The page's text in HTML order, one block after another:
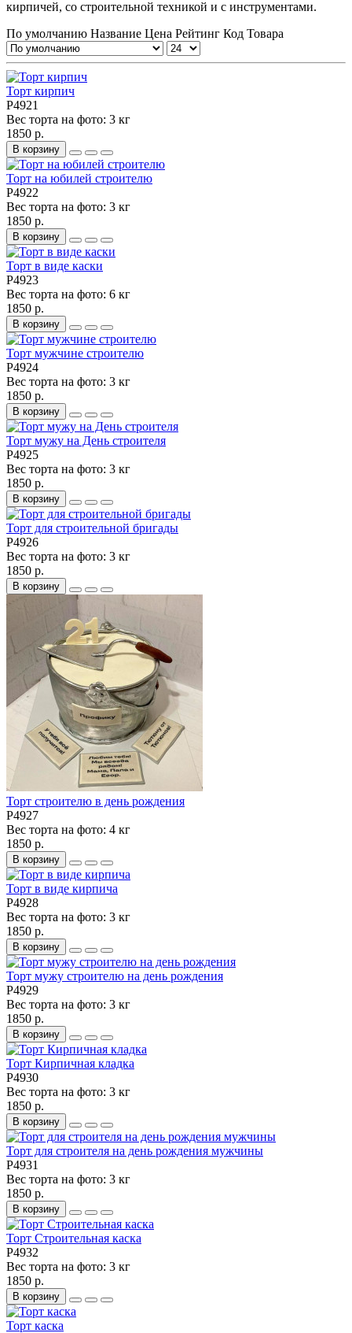
кирпичей, со строительной техникой и с инструментами.
По умолчанию Название Цена Рейтинг Код Товара
Торт кирпич
P4921
Вес торта на фото: 3 кг
1850 р.
В корзину
Торт на юбилей строителю
P4922
Вес торта на фото: 3 кг
1850 р.
В корзину
Торт в виде каски
P4923
Вес торта на фото: 6 кг
1850 р.
В корзину
Торт мужчине строителю
P4924
Вес торта на фото: 3 кг
1850 р.
В корзину
Торт мужу на День строителя
P4925
Вес торта на фото: 3 кг
1850 р.
В корзину
Торт для строительной бригады
P4926
Вес торта на фото: 3 кг
1850 р.
В корзину
Торт строителю в день рождения
P4927
Вес торта на фото: 4 кг
1850 р.
В корзину
Торт в виде кирпича
P4928
Вес торта на фото: 3 кг
1850 р.
В корзину
Торт мужу строителю на день рождения
P4929
Вес торта на фото: 3 кг
1850 р.
В корзину
Торт Кирпичная кладка
P4930
Вес торта на фото: 3 кг
1850 р.
В корзину
Торт для строителя на день рождения мужчины
P4931
Вес торта на фото: 3 кг
1850 р.
В корзину
Торт Строительная каска
P4932
Вес торта на фото: 3 кг
1850 р.
В корзину
Торт каска